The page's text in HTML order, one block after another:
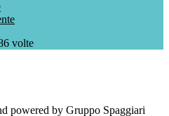
volte
powered by Gruppo Spaggiari